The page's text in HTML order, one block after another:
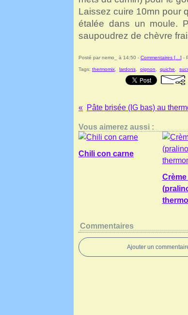
Laissez cuire 10mn pour
étalée dans un moule.
saupoudrez de chèvre
Posté par nemo_ à 14:50 - Commentaires [ ] -
Tags: thermomix lardons oignon quiche
Pâte brisée (IG bas) au
Vous aimerez aussi :
Chili con carne
Commentaires
Ajouter un